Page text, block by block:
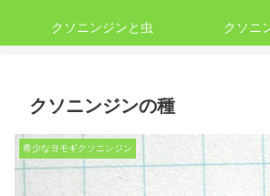
クソニンジンと虫 クソニ
クソニンジンの種
希少なヨモギクソニンジン